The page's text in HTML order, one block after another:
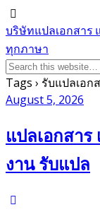
บริษัทแปลเอกสาร
ทุกภาษา
Tags › รับแปลเอก
August 5, 2026
แปลเอกสาร
งาน รับแปล